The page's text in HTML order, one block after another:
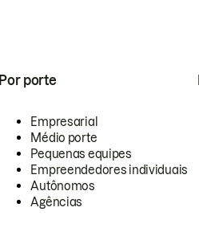
Por porte
Empresarial
Médio porte
Pequenas equipes
Empreendedores individuais
Autônomos
Agências